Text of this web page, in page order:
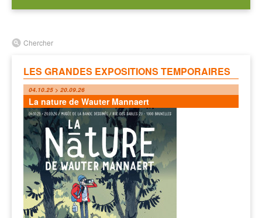
Chercher
LES GRANDES EXPOSITIONS TEMPORAIRES
04.10.25 > 20.09.26
La nature de Wauter Mannaert